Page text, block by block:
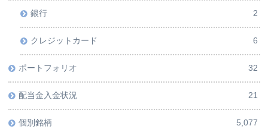
銀行 2
クレジットカード 6
ポートフォリオ 32
配当金入金状況 21
個別銘柄 5,077